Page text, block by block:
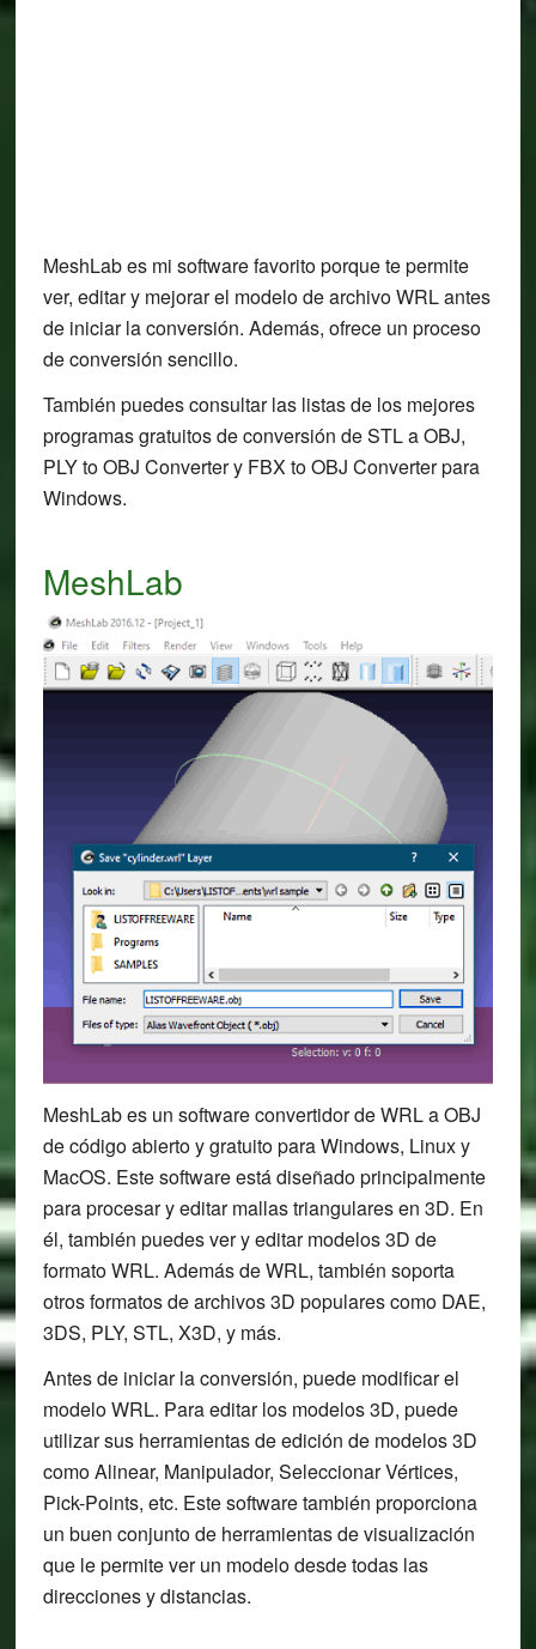
MeshLab es mi software favorito porque te permite
ver, editar y mejorar el modelo de archivo WRL antes
de iniciar la conversión. Además, ofrece un proceso
de conversión sencillo.
También puedes consultar las listas de los mejores
programas gratuitos de conversión de STL a OBJ,
PLY to OBJ Converter y FBX to OBJ Converter para
Windows.
MeshLab
MeshLab es un software convertidor de WRL a OBJ
de código abierto y gratuito para Windows, Linux y
MacOS. Este software está diseñado principalmente
para procesar y editar mallas triangulares en 3D. En
él, también puedes ver y editar modelos 3D de
formato WRL. Además de WRL, también soporta
otros formatos de archivos 3D populares como DAE,
3DS, PLY, STL, X3D, y más.
Antes de iniciar la conversión, puede modificar el
modelo WRL. Para editar los modelos 3D, puede
utilizar sus herramientas de edición de modelos 3D
como Alinear, Manipulador, Seleccionar Vértices,
Pick-Points, etc. Este software también proporciona
un buen conjunto de herramientas de visualización
que le permite ver un modelo desde todas las
direcciones y distancias.